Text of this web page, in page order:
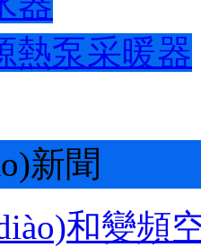
熱泵采暖器
新聞
和變頻